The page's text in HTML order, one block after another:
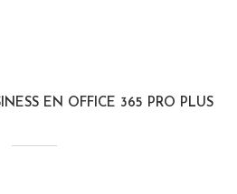
EN OFFICE 365 PRO PLUS